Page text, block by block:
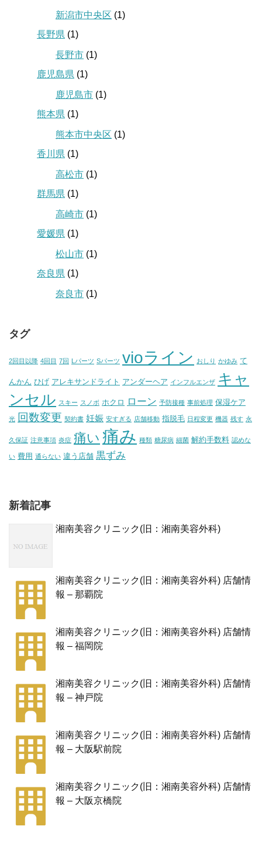
新潟市中央区 (1)
長野県 (1)
長野市 (1)
鹿児島県 (1)
鹿児島市 (1)
熊本県 (1)
熊本市中央区 (1)
香川県 (1)
高松市 (1)
群馬県 (1)
高崎市 (1)
愛媛県 (1)
松山市 (1)
奈良県 (1)
奈良市 (1)
タグ
2回目以降 4回目 7回 Lパーツ Sパーツ vioライン おしり かゆみ て
んかん ひげ アレキサンドライト アンダーヘア インフルエンザ キャ
ンセル スキー スノボ ホクロ ローン 予防接種 事前処理 保湿ケア
光 回数変更 契約書 妊娠 安すぎる 店舗移動 指脱毛 日程変更 機器 残す 永
久保証 注意事項 炎症 痛い 痛み 種類 糖尿病 細菌 解約手数料 認めな
い 費用 通らない 違う店舗 黒ずみ
新着記事
湘南美容クリニック(旧：湘南美容外科)
湘南美容クリニック(旧：湘南美容外科) 店舗情
報 – 那覇院
湘南美容クリニック(旧：湘南美容外科) 店舗情
報 – 福岡院
湘南美容クリニック(旧：湘南美容外科) 店舗情
報 – 神戸院
湘南美容クリニック(旧：湘南美容外科) 店舗情
報 – 大阪駅前院
湘南美容クリニック(旧：湘南美容外科) 店舗情
報 – 大阪京橋院